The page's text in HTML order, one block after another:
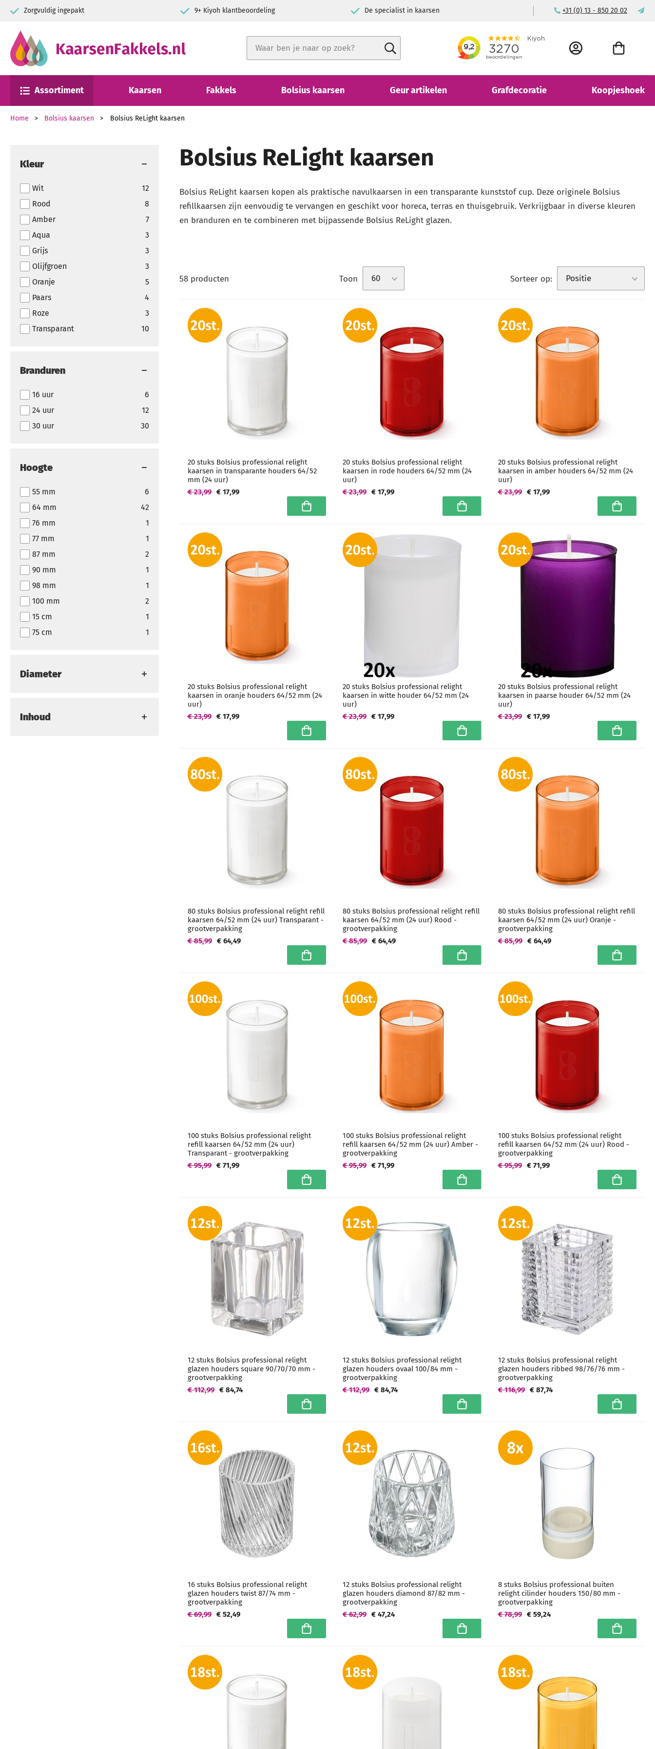
Zorgvuldig ingepakt 9+ Kiyoh klantbeoordeling De specialist in kaarsen Voor consument & bedrijf
+31 (0) 13 - 850 20 02
Close search
Zoek ACCOUNT
Assortiment Kaarsen Fakkels Bolsius kaarsen Geur artikelen Grafdecoratie Koopjeshoek
Home Bolsius kaarsen Bolsius ReLight kaarsen
Kleur
Wit
12
Rood
8
Amber
7
Aqua
3
Grijs
3
Olijfgroen
3
Oranje
5
Paars
4
Roze
3
Transparant
10
Branduren
16 uur
6
24 uur
12
30 uur
30
Hoogte
55 mm
6
64 mm
42
76 mm
1
77 mm
1
87 mm
2
90 mm
1
98 mm
1
100 mm
2
15 cm
1
75 cm
1
Diameter
Inhoud
Bolsius ReLight kaarsen
Bolsius ReLight kaarsen kopen als praktische navulkaarsen in een transparante kunststof cup. Deze originele Bolsius
refillkaarsen zijn eenvoudig te vervangen en geschikt voor horeca, terras en thuisgebruik. Verkrijgbaar in diverse kleuren
en branduren en te combineren met bijpassende Bolsius ReLight glazen.
58producten Toon Sorteer op:
20 stuks Bolsius professional relight
kaarsen in transparante houders 64/52
mm (24 uur)
€ 17,99
€ 23,99
In winkelwagen
20 stuks Bolsius professional relight
kaarsen in rode houders 64/52 mm (24
uur)
€ 17,99
€ 23,99
In winkelwagen
20 stuks Bolsius professional relight
kaarsen in amber houders 64/52 mm (24
uur)
€ 17,99
€ 23,99
In
20 stuks Bolsius professional relight
kaarsen in oranje houders 64/52 mm (24
uur)
€ 17,99
€ 23,99
In winkelwagen
20 stuks Bolsius professional relight
kaarsen in witte houder 64/52 mm (24
uur)
€ 17,99
€ 23,99
In winkelwagen
20 stuks Bolsius professional relight
kaarsen in paarse houder 64/52 mm (24
uur)
€ 17,99
€ 23,99
In
80 stuks Bolsius professional relight refill
kaarsen 64/52 mm (24 uur) Transparant -
grootverpakking
€ 64,49
€ 85,99
In winkelwagen
80 stuks Bolsius professional relight refill
kaarsen 64/52 mm (24 uur) Rood -
grootverpakking
€ 64,49
€ 85,99
In winkelwagen
80 stuks Bolsius professional relight refill
kaarsen 64/52 mm (24 uur) Oranje -
grootverpakking
€ 64,49
€ 85,99
In
100 stuks Bolsius professional relight
refill kaarsen 64/52 mm (24 uur)
Transparant - grootverpakking
€ 71,99
€ 95,99
In winkelwagen
100 stuks Bolsius professional relight
refill kaarsen 64/52 mm (24 uur) Amber -
grootverpakking
€ 71,99
€ 95,99
In winkelwagen
100 stuks Bolsius professional relight
refill kaarsen 64/52 mm (24 uur) Rood -
grootverpakking
€ 71,99
€ 95,99
In
12 stuks Bolsius professional relight
glazen houders square 90/70/70 mm -
grootverpakking
€ 84,74
€ 112,99
In winkelwagen
12 stuks Bolsius professional relight
glazen houders ovaal 100/84 mm -
grootverpakking
€ 84,74
€ 112,99
In winkelwagen
12 stuks Bolsius professional relight
glazen houders ribbed 98/76/76 mm -
grootverpakking
€ 87,74
€ 116,99
In
16 stuks Bolsius professional relight
glazen houders twist 87/74 mm -
grootverpakking
€ 52,49
€ 69,99
In winkelwagen
12 stuks Bolsius professional relight
glazen houders diamond 87/82 mm -
grootverpakking
€ 47,24
€ 62,99
In winkelwagen
8 stuks Bolsius professional buiten
relight cilinder houders 150/80 mm -
grootverpakking
€ 59,24
€ 78,99
In